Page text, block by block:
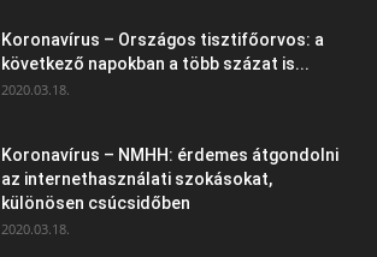
Koronavírus – Országos tisztifőorvos: a
következő napokban a több százat is...
2020.03.18.
Koronavírus – NMHH: érdemes átgondolni
az internethasználati szokásokat,
különösen csúcsidőben
2020.03.18.